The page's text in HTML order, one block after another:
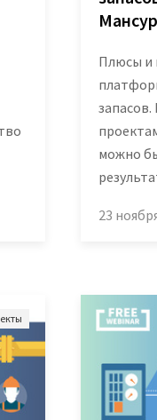
компонентов
Обучение
Быстрый старт
Loginom.Навыки
Плюсы и
можно
23